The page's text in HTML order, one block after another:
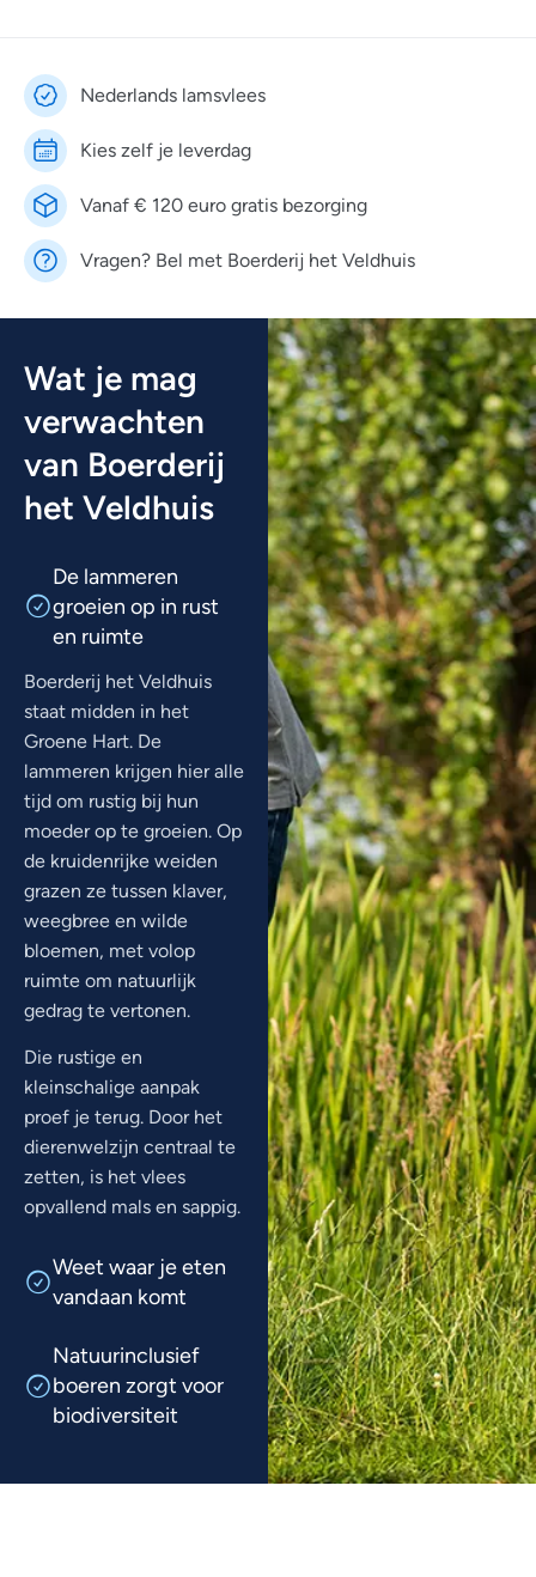
Nederlands lamsvlees
Kies zelf je leverdag
Vanaf € 120 euro gratis bezorging
Vragen? Bel met Boerderij het Veldhuis
Wat je mag
verwachten
van Boerderij
het Veldhuis
De lammeren
groeien op in rust
en ruimte
Boerderij het Veldhuis
staat midden in het
Groene Hart. De
lammeren krijgen hier alle
tijd om rustig bij hun
moeder op te groeien. Op
de kruidenrijke weiden
grazen ze tussen klaver,
weegbree en wilde
bloemen, met volop
ruimte om natuurlijk
gedrag te vertonen.
Die rustige en
kleinschalige aanpak
proef je terug. Door het
dierenwelzijn centraal te
zetten, is het vlees
opvallend mals en sappig.
Weet waar je eten
vandaan komt
Natuurinclusief
boeren zorgt voor
biodiversiteit